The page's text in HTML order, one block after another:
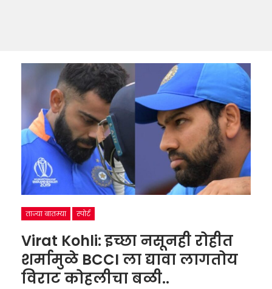
ताज्या बातम्या स्पोर्ट
Virat Kohli: इच्छा नसूनही रोहीत
शर्मामुळे BCCI ला द्यावा लागतोय
विराट कोहलीचा बळी..